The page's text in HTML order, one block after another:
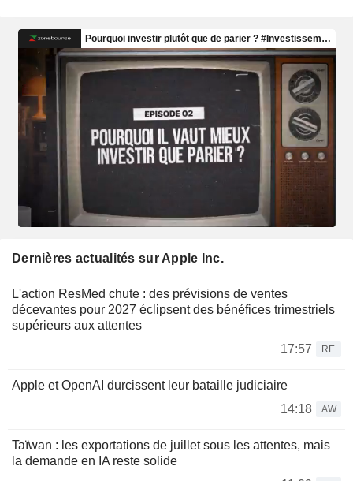
Dernières actualités sur Apple Inc.
L'action ResMed chute : des prévisions de ventes
décevantes pour 2027 éclipsent des bénéfices trimestriels
supérieurs aux attentes
17:57
RE
Apple et OpenAI durcissent leur bataille judiciaire
14:18
AW
Taïwan : les exportations de juillet sous les attentes, mais
la demande en IA reste solide